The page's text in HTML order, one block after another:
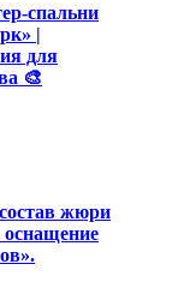
спальни
|
для
🎨
жюри